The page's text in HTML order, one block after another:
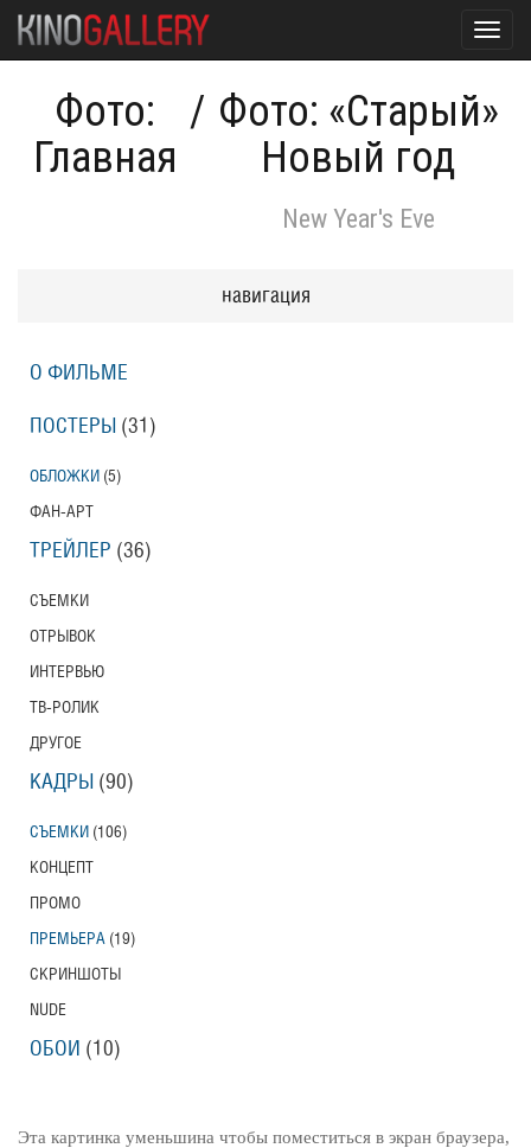
Фото:
Главная
/ Фото: «Старый»
Новый год
New Year's Eve
Эта картинка уменьшина чтобы поместиться в экран браузера,
навигация
О ФИЛЬМЕ
ПОСТЕРЫ (31)
ОБЛОЖКИ (5)
ФАН-АРТ
ТРЕЙЛЕР (36)
СЪЕМКИ
ОТРЫВОК
ИНТЕРВЬЮ
ТВ-РОЛИК
ДРУГОЕ
КАДРЫ (90)
СЪЕМКИ (106)
КОНЦЕПТ
ПРОМО
ПРЕМЬЕРА (19)
СКРИНШОТЫ
NUDE
ОБОИ (10)